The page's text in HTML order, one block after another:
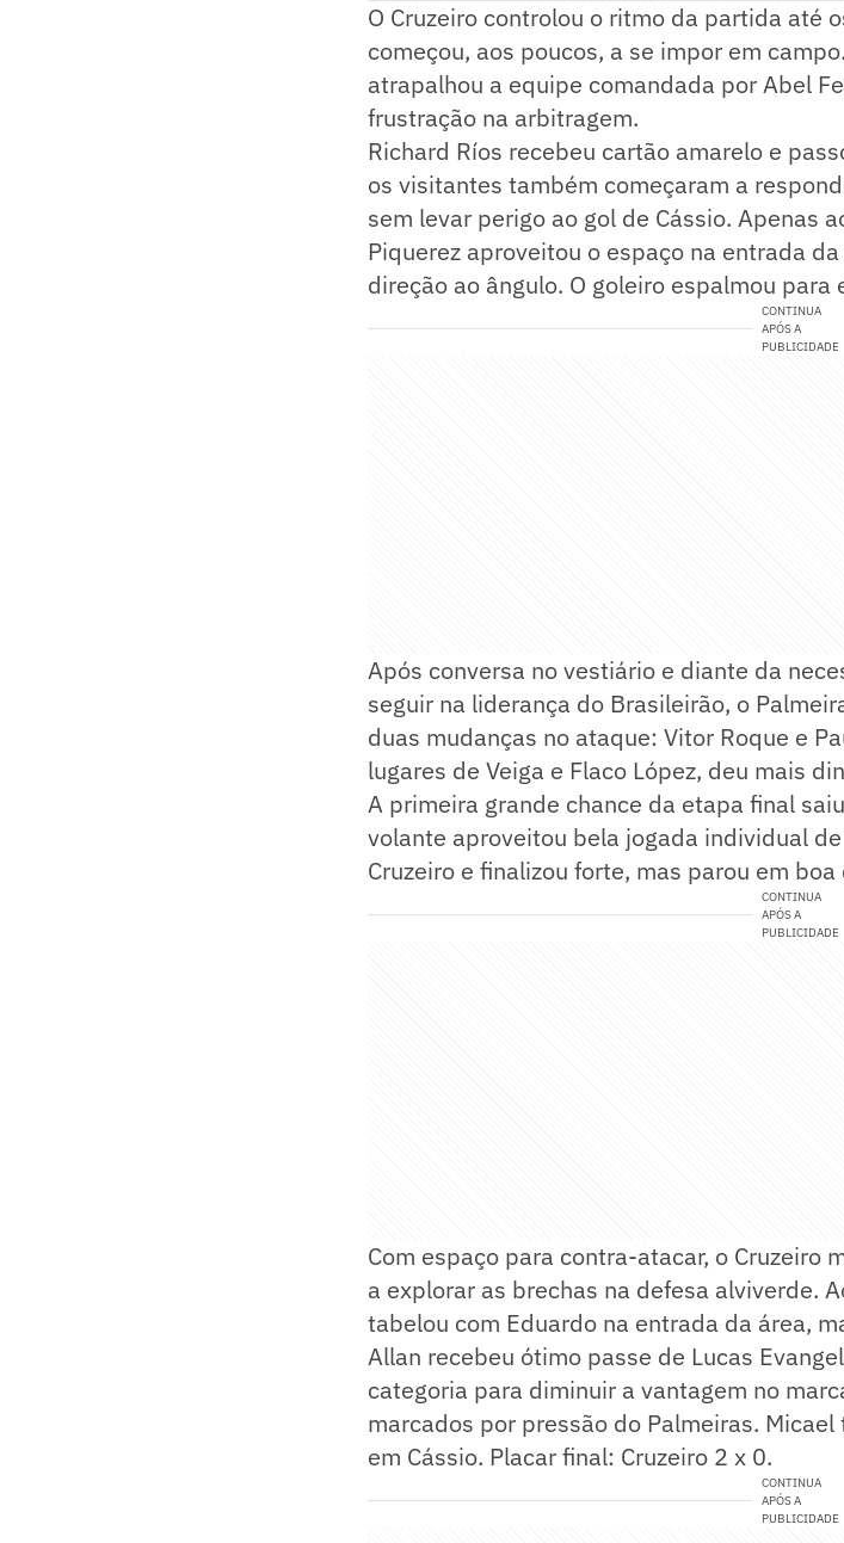
O Cruzeiro controlou o ritmo da partida até
começou, aos poucos, a se impor em
atrapalhou a equipe comandada por Abel
frustração na arbitragem.
Richard Ríos recebeu cartão amarelo e
os visitantes também começaram a
sem levar perigo ao gol de Cássio. Apenas
Piquerez aproveitou o espaço na entrada
direção ao ângulo. O goleiro espalmou para
CONTINUA
APÓS A
PUBLICIDADE
Após conversa no vestiário e diante da
seguir na liderança do Brasileirão, o
duas mudanças no ataque: Vitor Roque e
lugares de Veiga e Flaco López, deu mais
A primeira grande chance da etapa final
volante aproveitou bela jogada individual
Cruzeiro e finalizou forte, mas parou em boa
CONTINUA
APÓS A
PUBLICIDADE
Com espaço para contra-atacar, o Cruzeiro
a explorar as brechas na defesa alviverde.
tabelou com Eduardo na entrada da área,
Allan recebeu ótimo passe de Lucas
categoria para diminuir a vantagem no
marcados por pressão do Palmeiras.
em Cássio. Placar final: Cruzeiro 2 x 0.
CONTINUA
APÓS A
PUBLICIDADE